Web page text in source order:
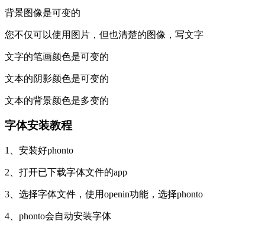
背景图像是可变的
您不仅可以使用图片，但也清楚的图像，写文字
文字的笔画颜色是可变的
文本的阴影颜色是可变的
文本的背景颜色是多变的
字体安装教程
1、安装好phonto
2、打开已下载字体文件的app
3、选择字体文件，使用openin功能，选择phonto
4、phonto会自动安装字体